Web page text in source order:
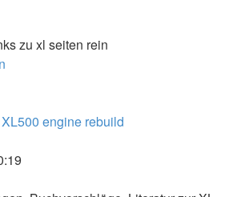
zu xl seiten rein
engine rebuild